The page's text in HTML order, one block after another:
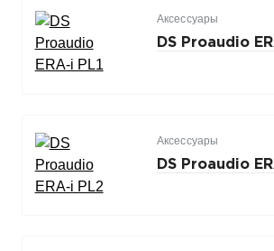
Аксессуары
DS Proaudio
Аксессуары
DS Proaudio